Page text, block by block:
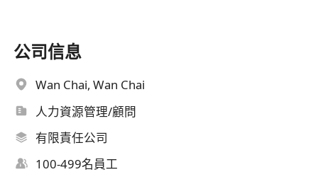
公司信息
Wan Chai, Wan Chai
人力資源管理/顧問
有限責任公司
100-499名員工